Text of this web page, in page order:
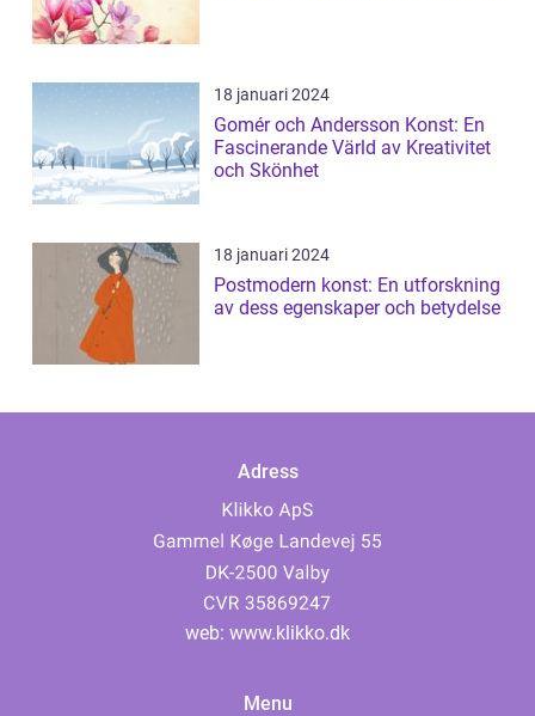
18 januari 2024
Gomér och Andersson Konst: En
Fascinerande Värld av Kreativitet
och Skönhet
18 januari 2024
Postmodern konst: En utforskning
av dess egenskaper och betydelse
Adress
web: www.klikko.dk
Menu